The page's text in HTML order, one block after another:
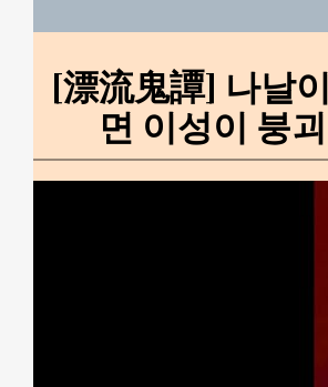
[漂流鬼譚] 나날
면 이성이 붕